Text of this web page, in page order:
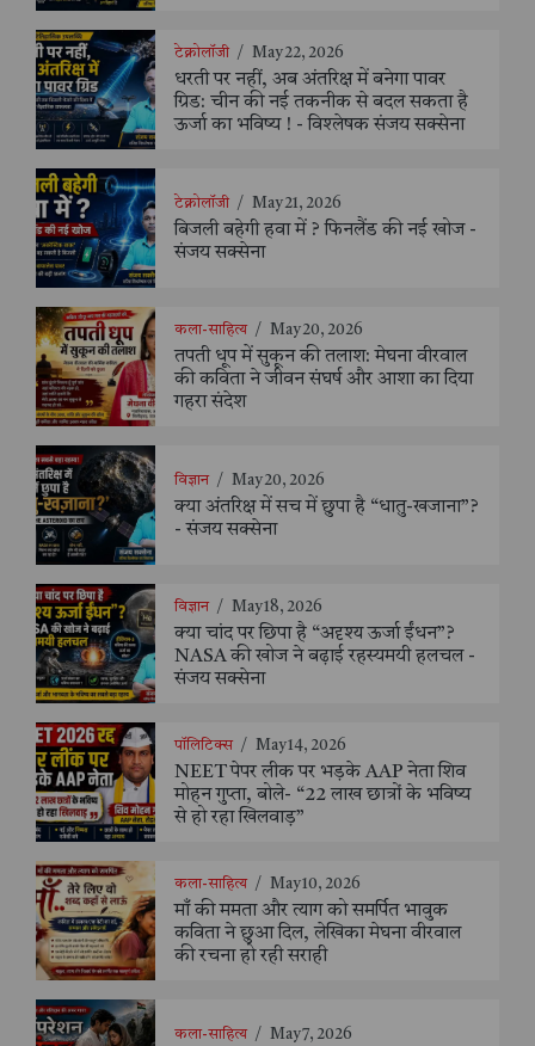
टेक्नोलॉजी / May 22, 2026
धरती पर नहीं, अब अंतरिक्ष में बनेगा पावर
ग्रिड: चीन की नई तकनीक से बदल सकता है
ऊर्जा का भविष्य ! - विश्लेषक संजय सक्सेना
टेक्नोलॉजी / May 21, 2026
बिजली बहेगी हवा में ? फिनलैंड की नई खोज -
संजय सक्सेना
कला-साहित्य / May 20, 2026
तपती धूप में सुकून की तलाश: मेघना वीरवाल
की कविता ने जीवन संघर्ष और आशा का दिया
गहरा संदेश
विज्ञान / May 20, 2026
क्या अंतरिक्ष में सच में छुपा है “धातु-खजाना”?
- संजय सक्सेना
विज्ञान / May 18, 2026
क्या चांद पर छिपा है “अदृश्य ऊर्जा ईंधन”?
NASA की खोज ने बढ़ाई रहस्यमयी हलचल -
संजय सक्सेना
पॉलिटिक्स / May 14, 2026
NEET पेपर लीक पर भड़के AAP नेता शिव
मोहन गुप्ता, बोले- “22 लाख छात्रों के भविष्य
से हो रहा खिलवाड़”
कला-साहित्य / May 10, 2026
माँ की ममता और त्याग को समर्पित भावुक
कविता ने छुआ दिल, लेखिका मेघना वीरवाल
की रचना हो रही सराही
कला-साहित्य / May 7, 2026